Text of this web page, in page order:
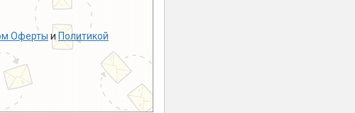
Оферты и Политикой